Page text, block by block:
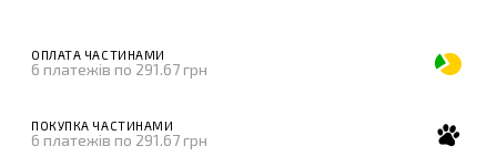
ОПЛАТА ЧАСТИНАМИ
6 платежів по 291.67 грн
ПОКУПКА ЧАСТИНАМИ
6 платежів по 291.67 грн